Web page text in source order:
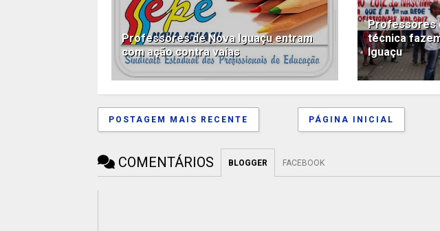
Professores de Nova Iguaçu entram
com ação contra vaias
Professores
técnica
Iguaçu
POSTAGEM MAIS RECENTE PÁGINA INICIAL
COMENTÁRIOS BLOGGER FACEBOOK